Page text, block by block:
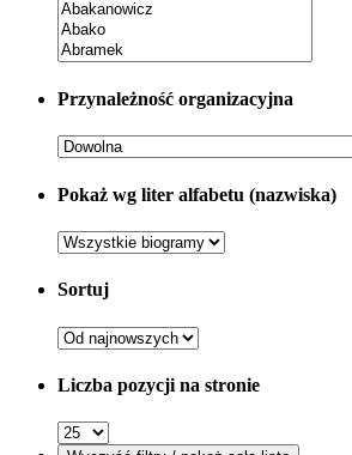
Przynależność organizacyjna
Pokaż wg liter alfabetu (nazwiska)
Sortuj
Liczba pozycji na stronie